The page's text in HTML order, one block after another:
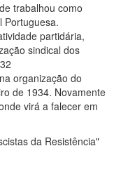
trabalhou como
Portuguesa.
partidária,
sindical dos
organização do
de 1934. Novamente
virá a falecer em
da Resistência"